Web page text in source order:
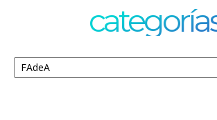
Categorías